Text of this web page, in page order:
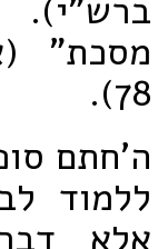
ברש"י).
מסכת"
78).
ה'חתם
ללמוד